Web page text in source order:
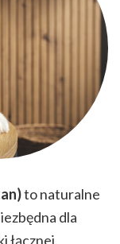
to naturalne
dla